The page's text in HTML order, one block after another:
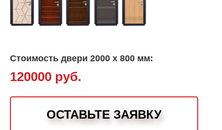
Стоимость двери 2000 х 800 мм:
120000 руб.
ОСТАВЬТЕ ЗАЯВКУ